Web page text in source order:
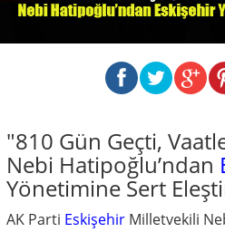
"810 Gün Geçti,
Nebi Hatipoğlu’ndan
Yönetimine Sert
AK Parti Eskişehir Milletvekili